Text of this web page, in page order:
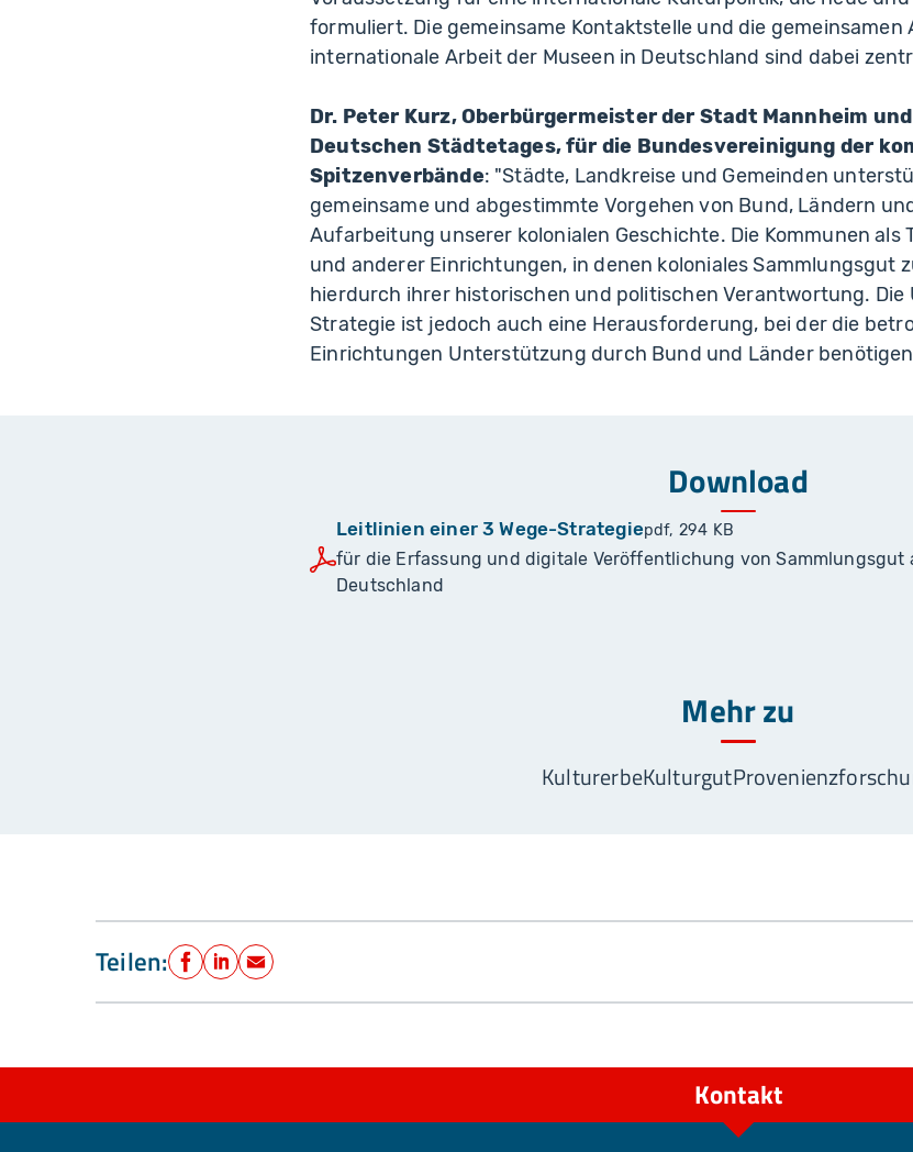
formuliert. Die gemeinsame Kontaktstelle und die
internationale Arbeit der Museen in Deutschland sind dabei
Dr. Peter Kurz, Oberbürgermeister der Stadt Mannheim
Deutschen Städtetages, für die Bundesvereinigung der
Spitzenverbände: "Städte, Landkreise und Gemeinden
gemeinsame und abgestimmte Vorgehen von Bund, Ländern
Aufarbeitung unserer kolonialen Geschichte. Die Kommunen als
und anderer Einrichtungen, in denen koloniales Sammlungsgut
hierdurch ihrer historischen und politischen Verantwortung. Die
Strategie ist jedoch auch eine Herausforderung, bei der die
Einrichtungen Unterstützung durch Bund und Länder
Download
Leitlinien einer 3 Wege-Strategiepdf, 294 KB
für die Erfassung und digitale Veröffentlichung von Sammlungsgut
Deutschland
Mehr zu
KulturerbeKulturgut
Teilen: Facebook
LinkedIn
E-Mail
Kontakt